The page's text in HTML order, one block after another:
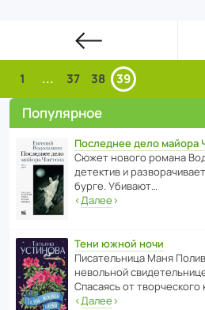
1 ... 37 38 39
Популярное
Последнее дело майора
Сюжет нового романа
дете­ктив и
бурге. Убивают…
‹Далее›
Тени южной ночи
Писа­тель­ница Маня
невольной
Спасаясь от
‹Далее›